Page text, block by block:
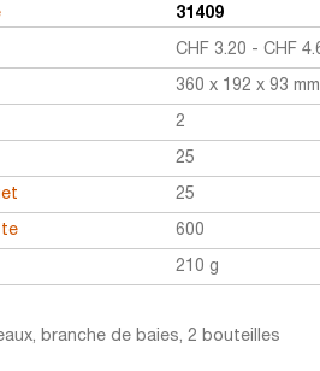
31409
CHF 3.20 -CHF
360 x 192 x 93 mm
2
25
25
600
210 g
branche de baies, 2 bouteilles